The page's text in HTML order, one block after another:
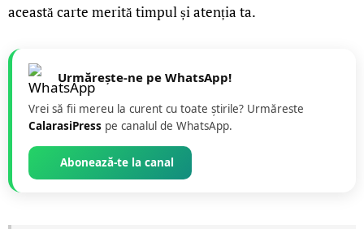
această carte merită timpul și atenția ta.
Urmărește-ne pe WhatsApp!
Vrei să fii mereu la curent cu toate știrile? Urmăreste
CalarasiPress pe canalul de WhatsApp.
Abonează-te la canal